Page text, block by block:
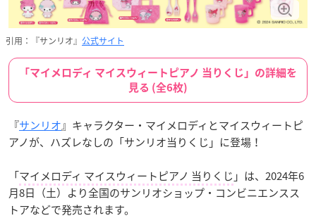
引用：『サンリオ』 公式サイト
「マイメロディ マイスウィートピアノ 当りくじ」の詳細を
見る (全6枚)
『サンリオ』キャラクター・マイメロディとマイスウィートピ
アノが、ハズレなしの「サンリオ当りくじ」に登場！
「マイメロディ マイスウィートピアノ 当りくじ 」は、2024年6
月8日（土）より全国のサンリオショップ・コンビニエンスス
トアなどで発売されます。